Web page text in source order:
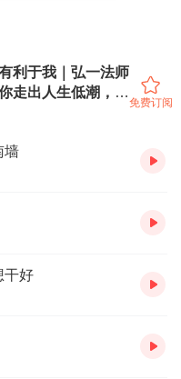
利于我｜弘一法师
走出人生低潮，拯
深夜治愈美文
免费订阅
墙
干好